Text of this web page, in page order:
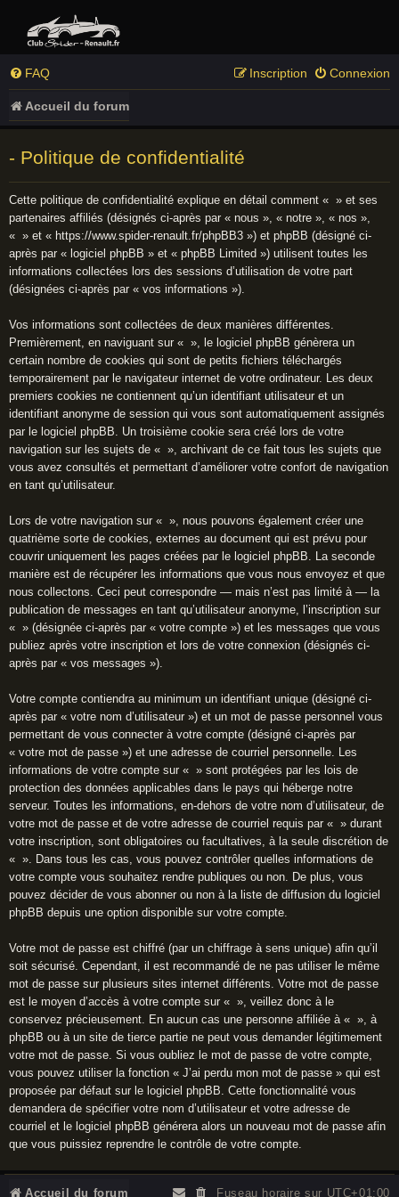
FAQ Connexion
Inscription
Accueil du forum
- Politique de confidentialité
Cette politique de confidentialité explique en détail comment « » et ses
partenaires affiliés (désignés ci-après par « nous », « notre », « nos »,
« » et « https://www.spider-renault.fr/phpBB3 ») et phpBB (désigné ci-
après par « logiciel phpBB » et « phpBB Limited ») utilisent toutes les
informations collectées lors des sessions d’utilisation de votre part
(désignées ci-après par « vos informations »).
Vos informations sont collectées de deux manières différentes.
Premièrement, en naviguant sur « », le logiciel phpBB génèrera un
certain nombre de cookies qui sont de petits fichiers téléchargés
temporairement par le navigateur internet de votre ordinateur. Les deux
premiers cookies ne contiennent qu’un identifiant utilisateur et un
identifiant anonyme de session qui vous sont automatiquement assignés
par le logiciel phpBB. Un troisième cookie sera créé lors de votre
navigation sur les sujets de « », archivant de ce fait tous les sujets que
vous avez consultés et permettant d’améliorer votre confort de navigation
en tant qu’utilisateur.
Lors de votre navigation sur « », nous pouvons également créer une
quatrième sorte de cookies, externes au document qui est prévu pour
couvrir uniquement les pages créées par le logiciel phpBB. La seconde
manière est de récupérer les informations que vous nous envoyez et que
nous collectons. Ceci peut correspondre — mais n’est pas limité à — la
publication de messages en tant qu’utilisateur anonyme, l’inscription sur
« » (désignée ci-après par « votre compte ») et les messages que vous
publiez après votre inscription et lors de votre connexion (désignés ci-
après par « vos messages »).
Votre compte contiendra au minimum un identifiant unique (désigné ci-
après par « votre nom d’utilisateur ») et un mot de passe personnel vous
permettant de vous connecter à votre compte (désigné ci-après par
« votre mot de passe ») et une adresse de courriel personnelle. Les
informations de votre compte sur « » sont protégées par les lois de
protection des données applicables dans le pays qui héberge notre
serveur. Toutes les informations, en-dehors de votre nom d’utilisateur, de
votre mot de passe et de votre adresse de courriel requis par « » durant
votre inscription, sont obligatoires ou facultatives, à la seule discrétion de
« ». Dans tous les cas, vous pouvez contrôler quelles informations de
votre compte vous souhaitez rendre publiques ou non. De plus, vous
pouvez décider de vous abonner ou non à la liste de diffusion du logiciel
phpBB depuis une option disponible sur votre compte.
Votre mot de passe est chiffré (par un chiffrage à sens unique) afin qu’il
soit sécurisé. Cependant, il est recommandé de ne pas utiliser le même
mot de passe sur plusieurs sites internet différents. Votre mot de passe
est le moyen d’accès à votre compte sur « », veillez donc à le
conservez précieusement. En aucun cas une personne affiliée à « », à
phpBB ou à un site de tierce partie ne peut vous demander légitimement
votre mot de passe. Si vous oubliez le mot de passe de votre compte,
vous pouvez utiliser la fonction « J’ai perdu mon mot de passe » qui est
proposée par défaut sur le logiciel phpBB. Cette fonctionnalité vous
demandera de spécifier votre nom d’utilisateur et votre adresse de
courriel et le logiciel phpBB générera alors un nouveau mot de passe afin
que vous puissiez reprendre le contrôle de votre compte.
Accueil du forum Fuseau horaire sur UTC+01:00